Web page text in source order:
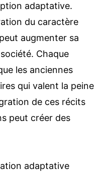
adaptative.
du caractère
augmenter sa
Chaque
les anciennes
qui valent la peine
de ces récits
peut créer des
adaptative